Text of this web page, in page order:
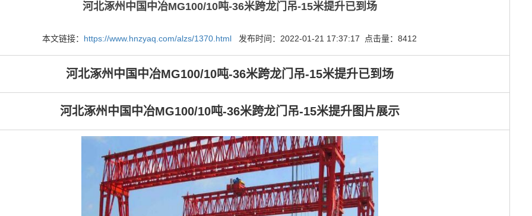
河北涿州中国中冶MG100/10吨-36米跨龙门吊-15米提升已到场
本文链接： https://www.hnzyaq.com/alzs/1370.html 发布时间：2022-01-21 17:37:17 点击量：8412
河北涿州中国中冶MG100/10吨-36米跨龙门吊-15米提升已到场
河北涿州中国中冶MG100/10吨-36米跨龙门吊-15米提升图片展示